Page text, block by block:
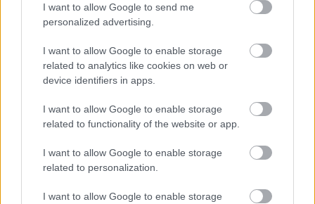
I want to allow Google to send me
personalized advertising.
I want to allow Google to enable storage
related to analytics like cookies on web or
device identifiers in apps.
I want to allow Google to enable storage
related to functionality of the website or app.
I want to allow Google to enable storage
related to personalization.
I want to allow Google to enable storage
PIKNIK ITALOK: ÍZEK ÉS ÉLMÉNYEK A SZABADBAN
Ahogy tavaszodik és a nap egyre tovább marad velünk, sokaknak
támad kedve kirándulni a természetbe.